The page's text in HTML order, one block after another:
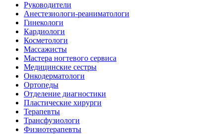
Руководители
Анестезиологи-реаниматологи
Гинекологи
Кардиологи
Косметологи
Массажисты
Мастера ногтевого сервиса
Медицинские сестры
Онкодерматологи
Ортопеды
Отделение диагностики
Пластические хирурги
Терапевты
Трансфузиологи
Физиотерапевты